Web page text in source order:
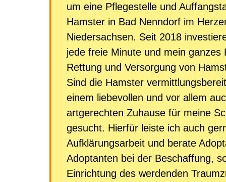
um eine Pflegestelle und
Hamster in Bad Nenndorf im
Niedersachsen. Seit 2018
jede freie Minute und mein ganzes
Rettung und Versorgung von
Sind die Hamster
einem liebevollen und vor allem
artgerechten Zuhause für meine
gesucht. Hierfür leiste ich auch
Aufklärungsarbeit und berate
Adoptanten bei der Beschaffung,
Einrichtung des werdenden